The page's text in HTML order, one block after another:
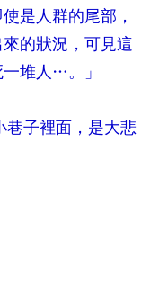
是人群的尾部，
的狀況，可見這
堆人…。」
子裡面，是大悲